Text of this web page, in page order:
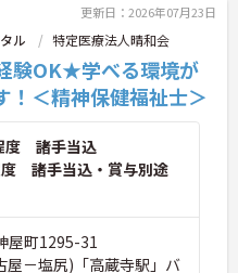
せて頂きますの更新日：2026年07月23日
ル 特定医療法人晴和会
験OK★学べる環境が
！＜精神保健福祉士＞
度 諸手当込
諸手当込・賞与別途
屋町1295-31
屋－塩尻)「高蔵寺駅」バ